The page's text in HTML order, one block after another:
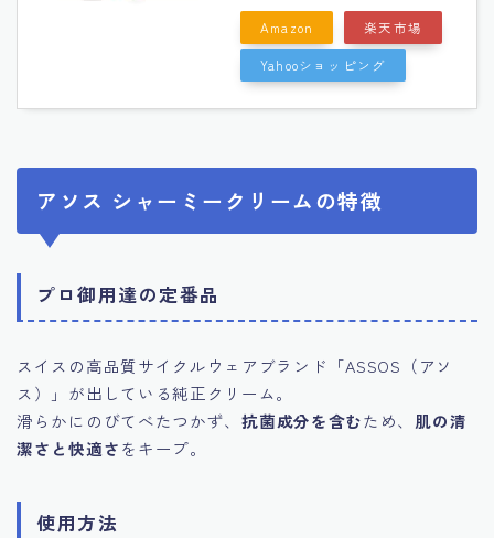
Amazon 楽天市場
Yahooショッピング
アソス シャーミークリームの特徴
プロ御用達の定番品
スイスの高品質サイクルウェアブランド「ASSOS（アソ
ス）」が出している純正クリーム。
滑らかにのびてべたつかず、抗菌成分を含むため、 肌の清
潔さと快適さをキープ。
使用方法